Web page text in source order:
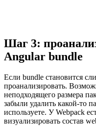
Шаг 3:
Angular bundle
Если bundle становится
проанализировать.
неподходящего размера
забыли удалить какой-то
используете. У Webpack
визуализировать состав